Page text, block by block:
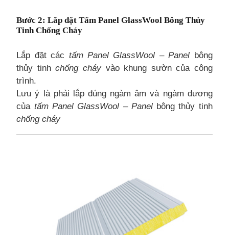
Bước 2: Lắp đặt Tấm Panel GlassWool Bông Thủy
Tinh Chống Cháy
Lắp đặt các tấm Panel GlassWool –Panel bông
thủy tinhchống cháyvào khung sườn của công
trình.
Lưu ý là phải lắp đúng ngàm âm và ngàm dương
của tấm Panel GlassWool – Panelbông thủy tinh
chống cháy